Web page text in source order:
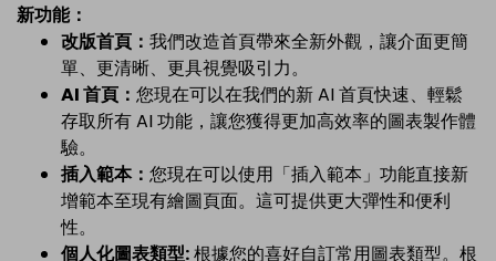
新功能：
改版首頁： 我們改造首頁帶來全新外觀，讓介面更簡
單、更清晰、更具視覺吸引力。
AI 首頁： 您現在可以在我們的新 AI 首頁快速、輕鬆
存取所有 AI 功能，讓您獲得更加高效率的圖表製作體
驗。
插入範本： 您現在可以使用「插入範本」功能直接新
增範本至現有繪圖頁面。這可提供更大彈性和便利
性。
個人化圖表類型:根據您的喜好自訂常用圖表類型。根